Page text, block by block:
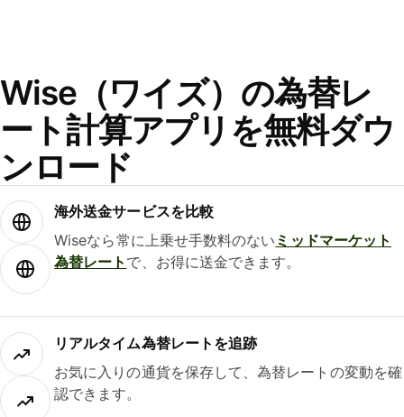
Wise（ワイズ）の為替レ
ート計算アプリを無料ダウ
ンロード
海外送金サービスを比較
Wiseなら常に上乗せ手数料のない ミッドマーケット
為替レート で、お得に送金できます。
リアルタイム為替レートを追跡
お気に入りの通貨を保存して、為替レートの変動を確
認できます。